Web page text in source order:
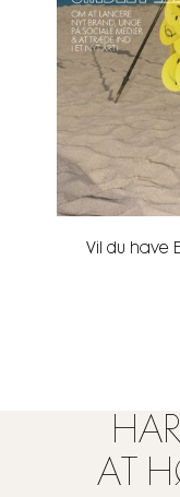
Vil du have
AT